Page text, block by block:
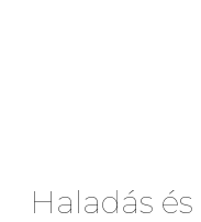
Haladás